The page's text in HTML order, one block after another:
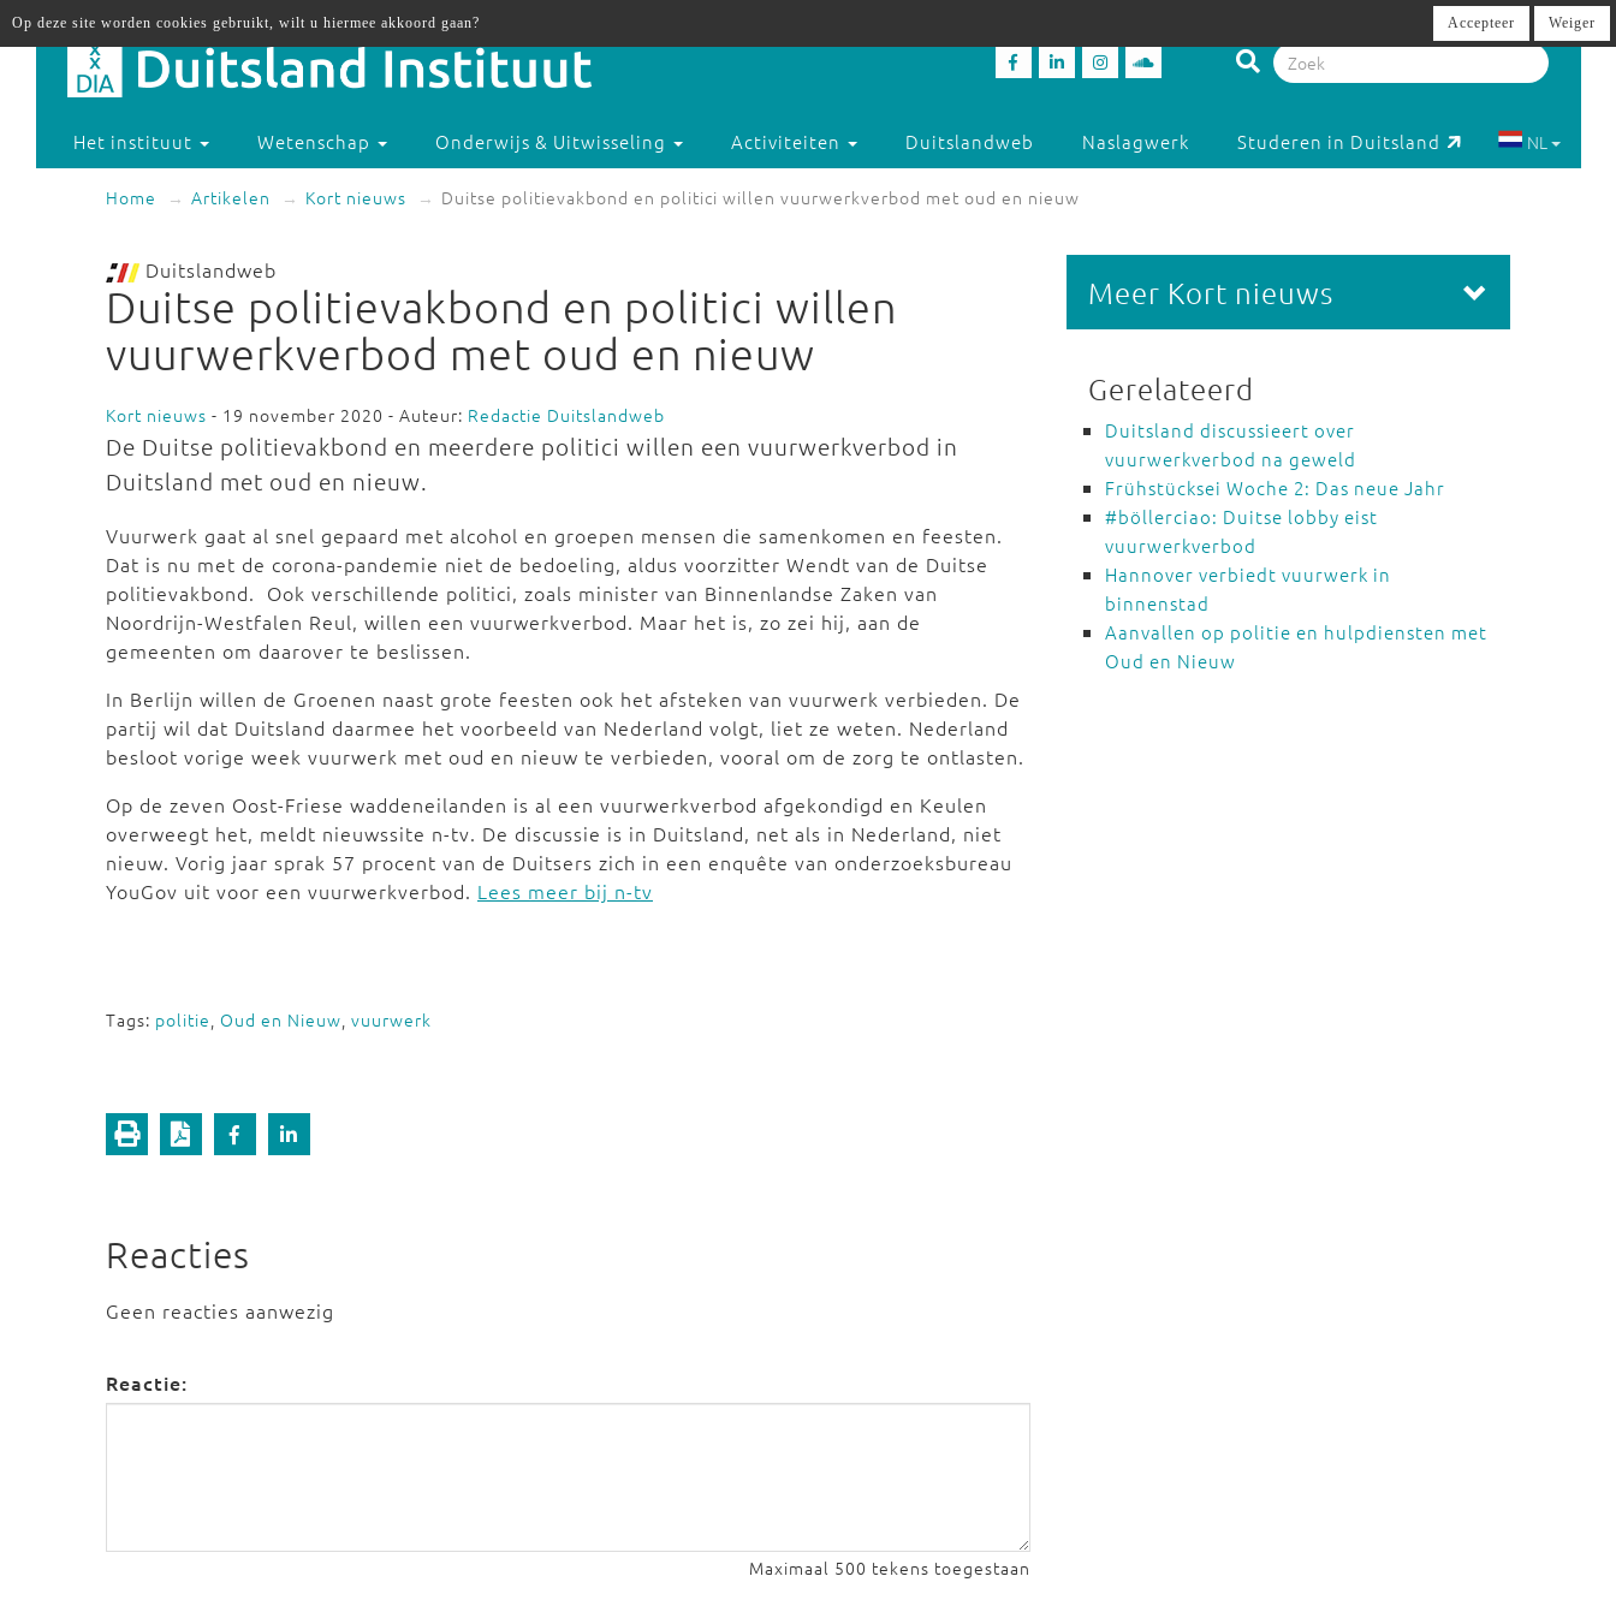
Het instituut Wetenschap Onderwijs & Uitwisseling Activiteiten Duitslandweb Naslagwerk Studeren in Duitsland NL
Home Artikelen Kort nieuws Duitse politievakbond en politici willen vuurwerkverbod met oud en nieuw
Duitslandweb
Duitse politievakbond en politici willen
vuurwerkverbod met oud en nieuw
Kort nieuws - 19 november 2020 - Auteur: Redactie Duitslandweb
De Duitse politievakbond en meerdere politici willen een vuurwerkverbod in
Duitsland met oud en nieuw.
Vuurwerk gaat al snel gepaard met alcohol en groepen mensen die samenkomen en feesten.
Dat is nu met de corona-pandemie niet de bedoeling, aldus voorzitter Wendt van de Duitse
politievakbond. Ook verschillende politici, zoals minister van Binnenlandse Zaken van
Noordrijn-Westfalen Reul, willen een vuurwerkverbod. Maar het is, zo zei hij, aan de
gemeenten om daarover te beslissen.
In Berlijn willen de Groenen naast grote feesten ook het afsteken van vuurwerk verbieden. De
partij wil dat Duitsland daarmee het voorbeeld van Nederland volgt, liet ze weten. Nederland
besloot vorige week vuurwerk met oud en nieuw te verbieden, vooral om de zorg te ontlasten.
Op de zeven Oost-Friese waddeneilanden is al een vuurwerkverbod afgekondigd en Keulen
overweegt het, meldt nieuwssite n-tv. De discussie is in Duitsland, net als in Nederland, niet
nieuw. Vorig jaar sprak 57 procent van de Duitsers zich in een enquête van onderzoeksbureau
YouGov uit voor een vuurwerkverbod. Lees meer bij n-tv
Tags: politie, Oud en Nieuw, vuurwerk
Reacties
Geen reacties aanwezig
Reactie:
Maximaal 500 tekens toegestaan
Meer Kort nieuws
Gerelateerd
Duitsland discussieert over
vuurwerkverbod na geweld
Frühstücksei Woche 2: Das neue Jahr
#böllerciao: Duitse lobby eist
vuurwerkverbod
Hannover verbiedt vuurwerk in
binnenstad
Aanvallen op politie en hulpdiensten met
Oud en Nieuw
Op deze site worden cookies gebruikt, wilt u hiermee akkoord gaan? Accepteer Weiger